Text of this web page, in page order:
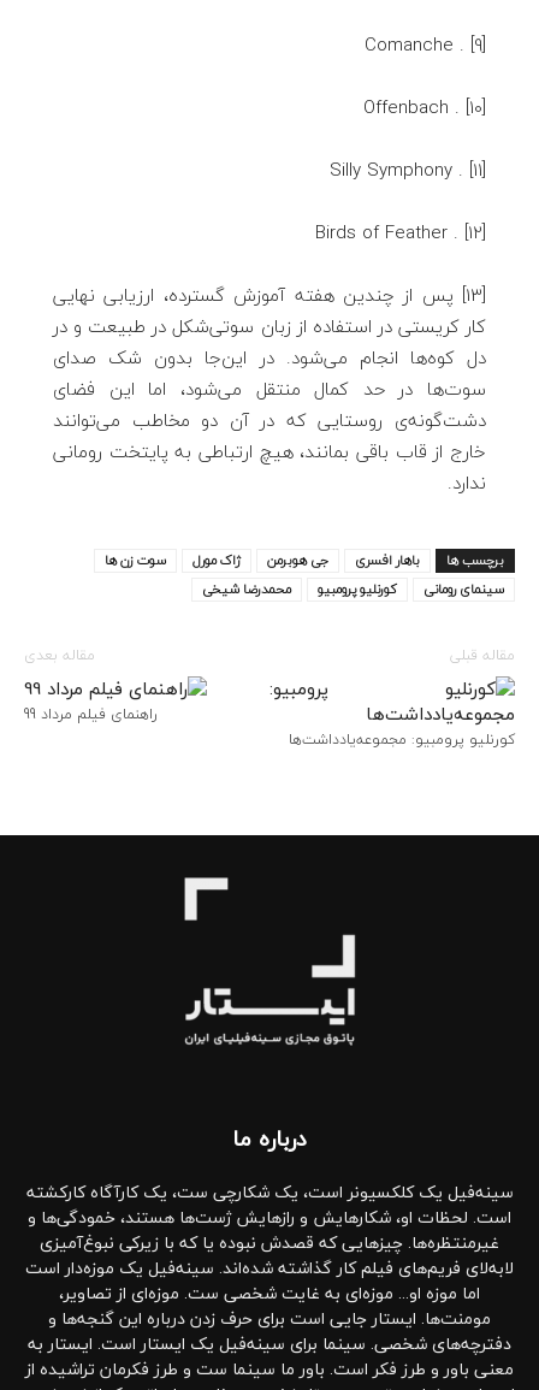
[9] . Comanche
[10] . Offenbach
[11] . Silly Symphony
[12] . Birds of Feather
[13] پس از چندین هفته آموزش گسترده، ارزیابی نهایی
کار کریستی در استفاده از زبان سوتی‌شکل در طبیعت و در
دل کوه‌ها انجام می‌شود. در این‌جا بدون شک صدای
سوت‌ها در حد کمال منتقل می‌شود، اما این فضای
دشت‌گونه‌ی روستایی که در آن دو مخاطب می‌توانند
خارج از قاب باقی بمانند، هیچ ارتباطی به پایتخت رومانی
ندارد.
برچسب ها باهار افسری جی هوبرمن ژاک مورل
سوت زن ها
سینمای رومانی
کورنلیو پرومبیو محمدرضا شیخی
مقاله قبلی
کورنلیو پرومبیو: مجموعه‌یادداشت‌ها
مقاله بعدی
راهنمای فیلم مرداد 99
درباره‌ ما
سینه‌فیل یک کلکسیونر است، یک شکارچی ست، یک کارآگاه کارکشته
است. لحظات او، شکارهایش و رازهایش ژست‌ها هستند، خمودگی‌ها و
غیرمنتظره‌ها. چیزهایی که قصدش نبوده یا که با زیرکی نبوغ‌آمیزی
لابه‌لای فریم‌های فیلم کار گذاشته شده‌اند. سینه‌فیل یک موزه‌دار است
اما موزه او... موزه‌ای به غایت شخصی ست. موزه‌ای از تصاویر،
مومنت‌ها. ایستار جایی است برای حرف زدن درباره این گنجه‌ها و
دفترچه‌های شخصی. سینما برای سینه‌فیل یک ایستار است. ایستار به
معنی باور و طرز فکر است. باور ما سینما ست و طرز فکرمان تراشیده از